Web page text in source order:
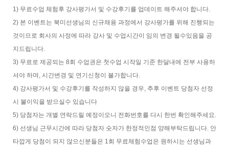
1) 무료수업 체험후 강사평가서 및 수강후기를 업데이트 해주셔야 합니다.
2) 본 이벤트는 북미선생님의 신규채용 과정에서 강사평가를 위해 진행되는
것이므로 회사의 사정에 따라 강사 및 수업시간이 임의 변경 될수있음을 공
지드립니다.
3) 무료로 제공되는 8회 수업권은 첫수업 시작일 기준 한달내에 전부 사용하
셔야 하며, 시간변경 및 연기신청이 불가합니다.
4) 강사평가서 및 수강후기를 작성하지 않을 경우, 추후 이벤트 당첨자 선정
시 불이익을 받으실수 있습니다
5) 당첨자는 개별 연락드릴 예정이오니 전화번호를 다시 한번 확인해주세요.
6) 선생님 근무시간에 따라 당첨자 숫자가 한정적인점 양해부탁드립니다. 안
타깝게 당첨이 되지 않으신분들은 1회 무료체험수업은 원하시는 선생님과